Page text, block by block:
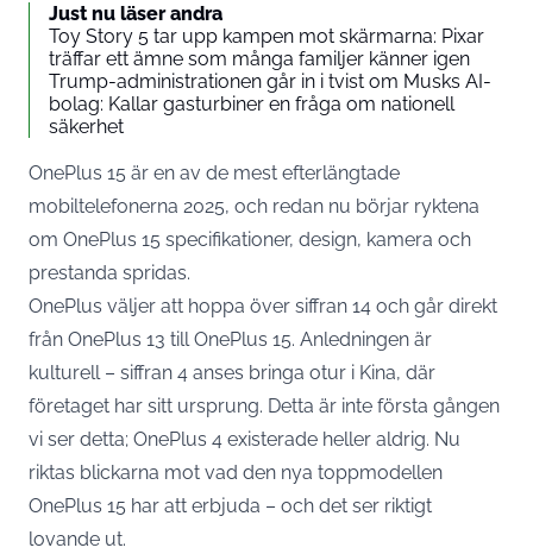
Just nu läser andra
Toy Story 5 tar upp kampen mot skärmarna: Pixar
träffar ett ämne som många familjer känner igen
Trump-administrationen går in i tvist om Musks AI-
bolag: Kallar gasturbiner en fråga om nationell
säkerhet
OnePlus 15 är en av de mest efterlängtade
mobiltelefonerna 2025, och redan nu börjar ryktena
om OnePlus 15 specifikationer, design, kamera och
prestanda spridas.
OnePlus väljer att hoppa över siffran 14 och går direkt
från OnePlus 13 till OnePlus 15. Anledningen är
kulturell – siffran 4 anses bringa otur i Kina, där
företaget har sitt ursprung. Detta är inte första gången
vi ser detta; OnePlus 4 existerade heller aldrig. Nu
riktas blickarna mot vad den nya toppmodellen
OnePlus 15 har att erbjuda – och det ser riktigt
lovande ut.